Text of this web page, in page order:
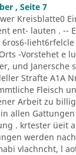
, Seite 7
Kreisblatte0
ent ent- lauten .
6ros6-
-Vorstehet e
und Janersche
Strafte A1A
Fleisch
Arbeit zu
in allen
. krtester üeit
werden
vlachncht, l